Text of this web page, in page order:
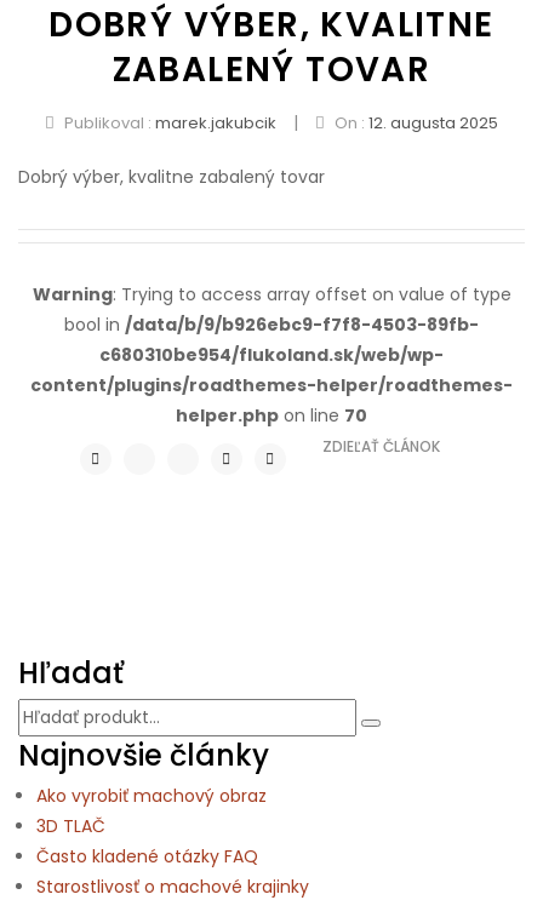
DOBRÝ VÝBER, KVALITNE
ZABALENÝ TOVAR
Publikoval : marek.jakubcik | On : 12. augusta 2025
Dobrý výber, kvalitne zabalený tovar
Warning: Trying to access array offset on value of type
bool in /data/b/9/b926ebc9-f7f8-4503-89fb-
c680310be954/flukoland.sk/web/wp-
content/plugins/roadthemes-helper/roadthemes-
helper.php on line 70
ZDIEĽAŤ ČLÁNOK
Hľadať
Najnovšie články
Ako vyrobiť machový obraz
3D TLAČ
Často kladené otázky FAQ
Starostlivosť o machové krajinky